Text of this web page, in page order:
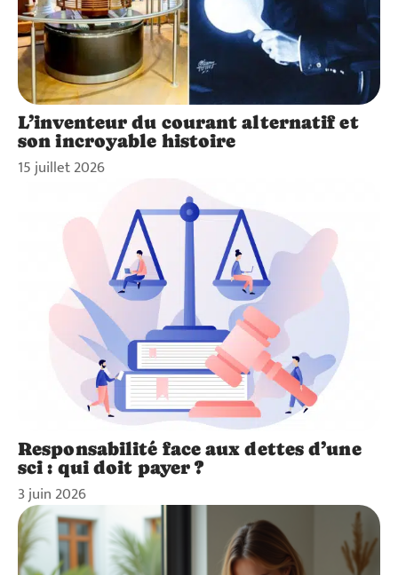
L’inventeur du courant alternatif et
son incroyable histoire
15 juillet 2026
Responsabilité face aux dettes d’une
sci : qui doit payer ?
3 juin 2026